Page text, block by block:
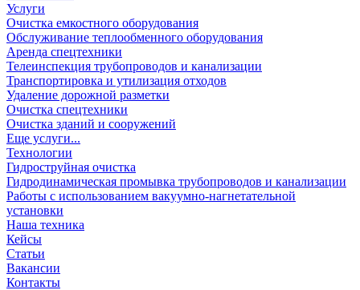
Услуги
Очистка емкостного оборудования
Обслуживание теплообменного оборудования
Аренда спецтехники
Телеинспекция трубопроводов и канализации
Транспортировка и утилизация отходов
Удаление дорожной разметки
Очистка спецтехники
Очистка зданий и сооружений
Еще услуги...
Технологии
Гидроструйная очистка
Гидродинамическая промывка трубопроводов и канализации
Работы с использованием вакуумно-нагнетательной
установки
Наша техника
Кейсы
Статьи
Вакансии
Контакты